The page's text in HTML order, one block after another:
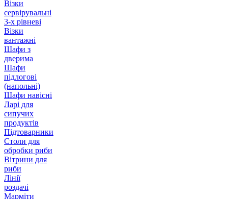
Візки
сервірувальні
3-х рівневі
Візки
вантажні
Шафи з
дверима
Шафи
підлогові
(напольні)
Шафи навісні
Ларі для
сипучих
продуктів
Підтоварники
Столи для
обробки риби
Вітрини для
риби
Лінії
роздачі
Марміти